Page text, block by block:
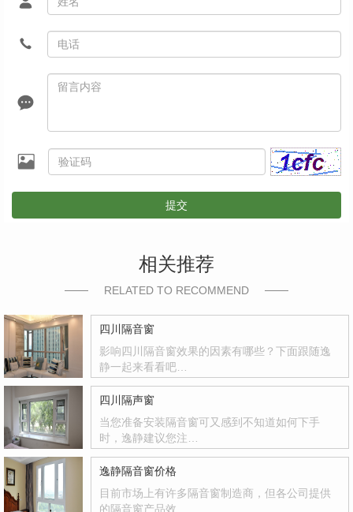
提交
相关推荐
RELATED TO RECOMMEND
四川隔音窗
影响四川隔音窗效果的因素有哪些？下面跟随逸
静一起来看看吧…
四川隔声窗
当您准备安装隔音窗可又感到不知道如何下手
时，逸静建议您注…
逸静隔音窗价格
目前市场上有许多隔音窗制造商，但各公司提供
的隔音窗产品效…